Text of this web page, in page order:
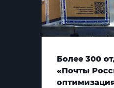
Более 300
«Почты